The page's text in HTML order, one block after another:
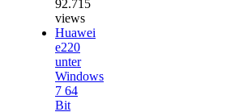
92.715
views
Huawei
e220
unter
Windows
7 64
Bit